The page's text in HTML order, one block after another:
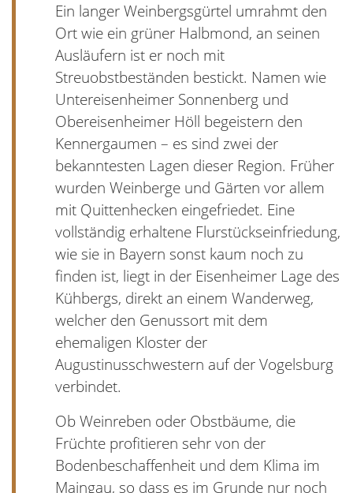
Ein langer Weinbergsgürtel umrahmt den
Ort wie ein grüner Halbmond, an seinen
Ausläufern ist er noch mit
Streuobstbeständen bestickt. Namen wie
Untereisenheimer Sonnenberg und
Obereisenheimer Höll begeistern den
Kennergaumen – es sind zwei der
bekanntesten Lagen dieser Region. Früher
wurden Weinberge und Gärten vor allem
mit Quittenhecken eingefriedet. Eine
vollständig erhaltene Flurstückseinfriedung,
wie sie in Bayern sonst kaum noch zu
finden ist, liegt in der Eisenheimer Lage des
Kühbergs, direkt an einem Wanderweg,
welcher den Genussort mit dem
ehemaligen Kloster der
Augustinusschwestern auf der Vogelsburg
verbindet.
Ob Weinreben oder Obstbäume, die
Früchte profitieren sehr von der
Bodenbeschaffenheit und dem Klima im
Maingau, so dass es im Grunde nur noch